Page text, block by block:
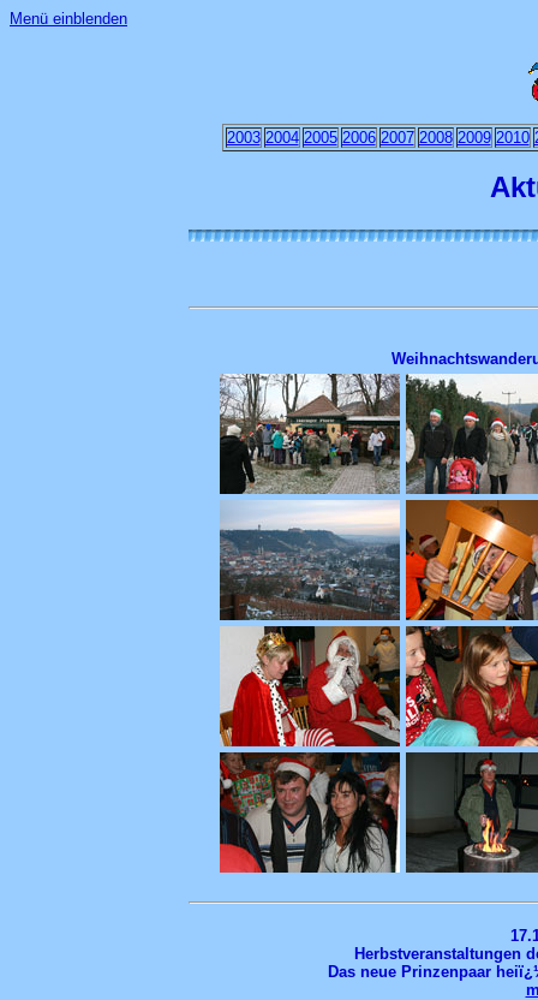
Menü einblenden
2003 2004 2005 2006 2007 2008 2009 2010
Herbstveranstaltungen
Das neue Prinzenpaar